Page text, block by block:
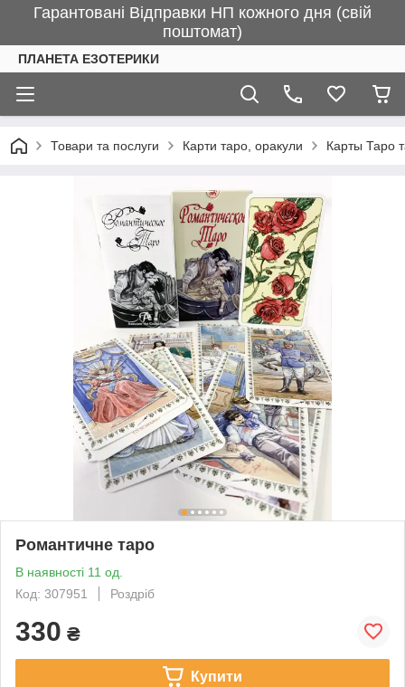
Гарантовані Відправки НП кожного дня (свій
поштомат)
ПЛАНЕТА ЕЗОТЕРИКИ
Товари та послуги Карти таро, оракули Карты Таро
Романтичне таро
В наявності 11 од.
Код: 307951
Роздріб
330 ₴
Купити